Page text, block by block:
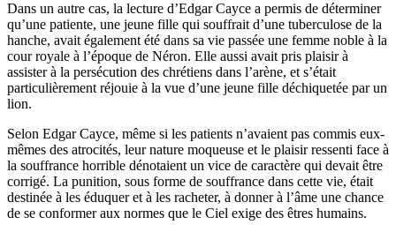
Dans un autre cas, la lecture d’Edgar Cayce a permis de déterminer
qu’une patiente, une jeune fille qui souffrait d’une tuberculose de la
hanche, avait également été dans sa vie passée une femme noble à la
cour royale à l’époque de Néron. Elle aussi avait pris plaisir à
assister à la persécution des chrétiens dans l’arène, et s’était
particulièrement réjouie à la vue d’une jeune fille déchiquetée par un
lion.
Selon Edgar Cayce, même si les patients n’avaient pas commis eux-
mêmes des atrocités, leur nature moqueuse et le plaisir ressenti face à
la souffrance horrible dénotaient un vice de caractère qui devait être
corrigé. La punition, sous forme de souffrance dans cette vie, était
destinée à les éduquer et à les racheter, à donner à l’âme une chance
de se conformer aux normes que le Ciel exige des êtres humains.